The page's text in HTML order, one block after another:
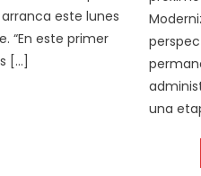
este lunes
“En este primer
[…]
una